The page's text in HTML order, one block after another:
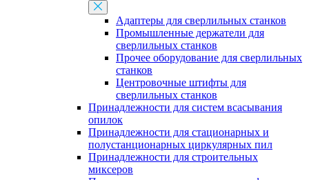
Адаптеры для сверлильных станков
Промышленные держатели для
сверлильных станков
Прочее оборудование для сверлильных
станков
Центровочные штифты для
сверлильных станков
Принадлежности для систем всасывания
опилок
Принадлежности для стационарных и
полустанционарных циркулярных пил
Принадлежности для строительных
миксеров